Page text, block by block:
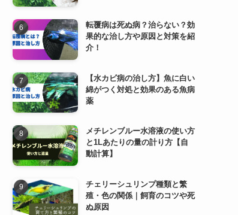
転覆病は死ぬ病？治らない？効
果的な治し方や原因と対策を紹
介！
【水カビ病の治し方】魚に白い
綿がつく対処と効果のある魚病
薬
メチレンブルー水溶液の使い方
と1Lあたりの量の計り方【自
動計算】
チェリーシュリンプ種類と繁
殖・色の関係｜飼育のコツや死
ぬ原因